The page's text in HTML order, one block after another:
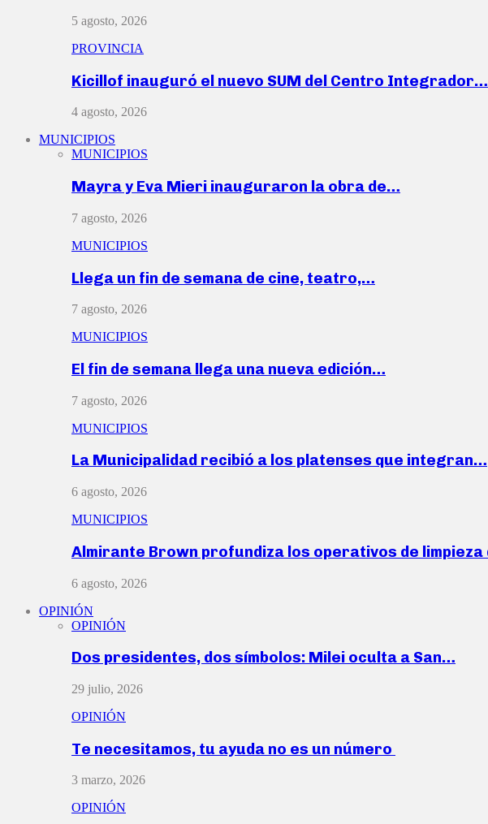
5 agosto, 2026
PROVINCIA
Kicillof inauguró el nuevo SUM del Centro Integrador…
4 agosto, 2026
MUNICIPIOS
MUNICIPIOS
Mayra y Eva Mieri inauguraron la obra de…
7 agosto, 2026
MUNICIPIOS
Llega un fin de semana de cine, teatro,…
7 agosto, 2026
MUNICIPIOS
El fin de semana llega una nueva edición…
7 agosto, 2026
MUNICIPIOS
La Municipalidad recibió a los platenses que integran…
6 agosto, 2026
MUNICIPIOS
Almirante Brown profundiza los operativos de
6 agosto, 2026
OPINIÓN
OPINIÓN
Dos presidentes, dos símbolos: Milei oculta a San…
29 julio, 2026
OPINIÓN
Te necesitamos, tu ayuda no es un número
3 marzo, 2026
OPINIÓN